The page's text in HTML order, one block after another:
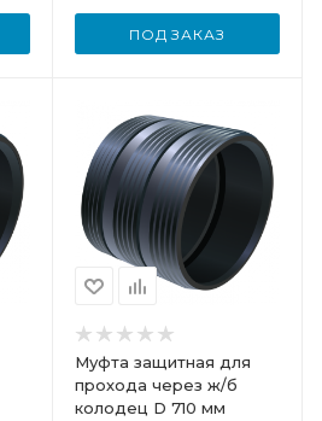
ПОД ЗАКАЗ
Муфта защитная для
прохода через ж/б
колодец D 710 мм